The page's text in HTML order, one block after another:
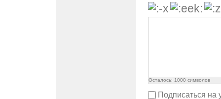
Осталось: 1000 символов
Подписаться на